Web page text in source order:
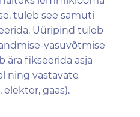
tuleb see samuti
Üüripind tuleb
vasuvõtmise
ära fikseerida asja
ning vastavate
gaas).